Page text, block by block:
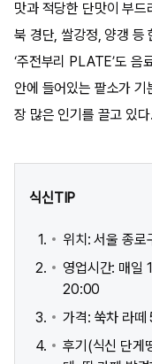
맛과 적당한 단맛이 부드
북 경단, 쌀강정, 양갱 등
‘주전부리 PLATE’도 음
안에 들어있는 팥소가 기
장 많은 인기를 끌고 있다.
식신TIP
위치: 서울 종
영업시간: 매일
20:00
가격: 쑥차 라
후기(식신 단게